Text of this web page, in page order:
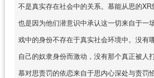
不是真实存在社会中的关系。慕能从思的
也是因为他们潜意识中承认这一切来自于一
戏中的身份不存在于真实社会环境中。没有
自己的奴隶身份而激动，没有那个真正被人
慕对思责罚的依恋来自于思内心深处与责罚